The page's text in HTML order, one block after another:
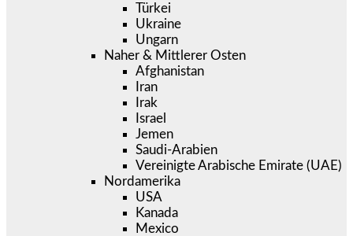
Türkei
Ukraine
Ungarn
Naher & Mittlerer Osten
Afghanistan
Iran
Irak
Israel
Jemen
Saudi-Arabien
Vereinigte Arabische Emirate (UAE)
Nordamerika
USA
Kanada
Mexico